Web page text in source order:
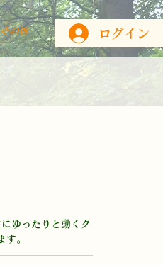
その他 ログイン
ゆったりと動くク
。